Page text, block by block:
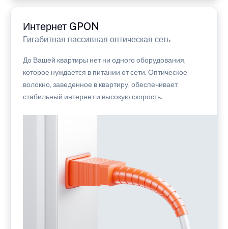
Интернет GPON
Гигабитная пассивная оптическая сеть
До Вашей квартиры нет ни одного оборудования,
которое нуждается в питании от сети. Оптическое
волокно, заведенное в квартиру, обеспечивает
стабильный интернет и высокую скорость.